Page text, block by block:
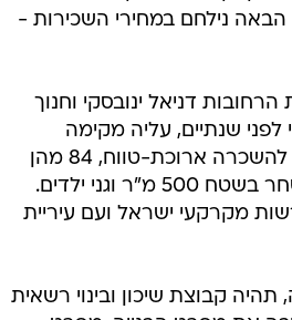
הבאה נילחם במחירי השכירות -
מוקם על קרקע בת 30 דונם בפינת הרחובות דניאל ינובסקי וחנוך
שנתיים, עליה מקימה
הקבוצה 13 בניינים בני 6 קומות הכוללים 333 דירות כולן מיועדות להשכרה ארוכת-טווח, 84 מהן
בשכר דירה מופחת לזכאים חסרי דירה. כמו כן כולל הפרויקט מסחר בשטח 500 מ"ר וגני ילדים.
מקרקעי ישראל ועם עיריית
של דירה להשכיר, בתום תקופת ההשכרה בת 20 שנה, תהיה קבוצת שיכון ובינוי רשאית